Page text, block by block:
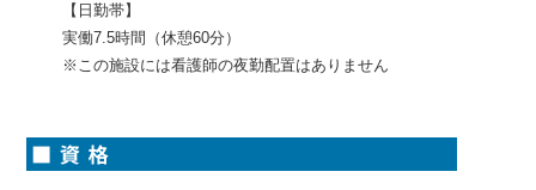
【日勤帯】
実働7.5時間（休憩60分）
※この施設には看護師の夜勤配置はありません